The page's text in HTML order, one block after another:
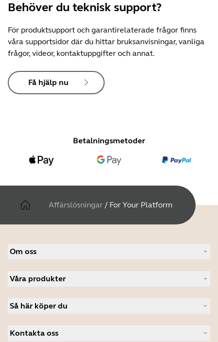
Behöver du teknisk support?
För produktsupport och garantirelaterade frågor finns
våra supportsidor där du hittar bruksanvisningar, vanliga
frågor, videor, kontaktuppgifter och annat.
Få hjälp nu
Betalningsmetoder
Affärslösningar / For Your Platform
Om oss
Lediga jobb
Nyheter och pressmeddelanden
Läs vår blogg
Fallstudier
Våra produkter
Konferenshögtalare
Personliga kameror
Så här köper du
Hitta distributör
Kontakta oss